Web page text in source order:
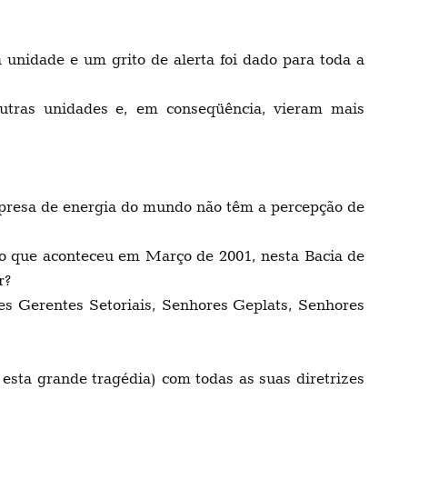
e um grito de alerta foi dado para toda a
unidades e, em conseqüência, vieram mais
de energia do mundo não têm a percepção de
aconteceu em Março de 2001, nesta Bacia de
Setoriais, Senhores Geplats, Senhores
grande tragédia) com todas as suas diretrizes